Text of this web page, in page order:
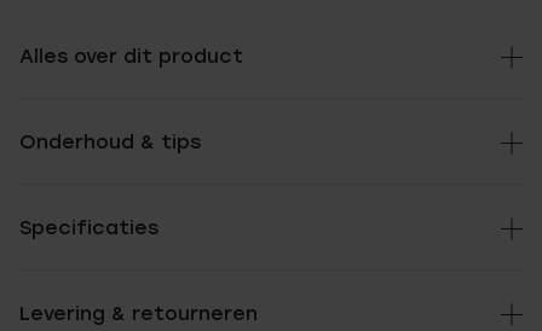
Alles over dit product
Onderhoud & tips
Specificaties
Levering & retourneren